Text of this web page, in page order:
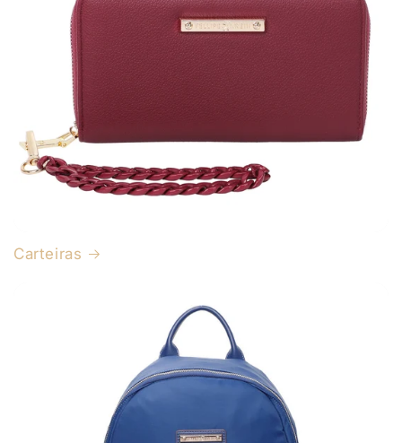
Carteiras